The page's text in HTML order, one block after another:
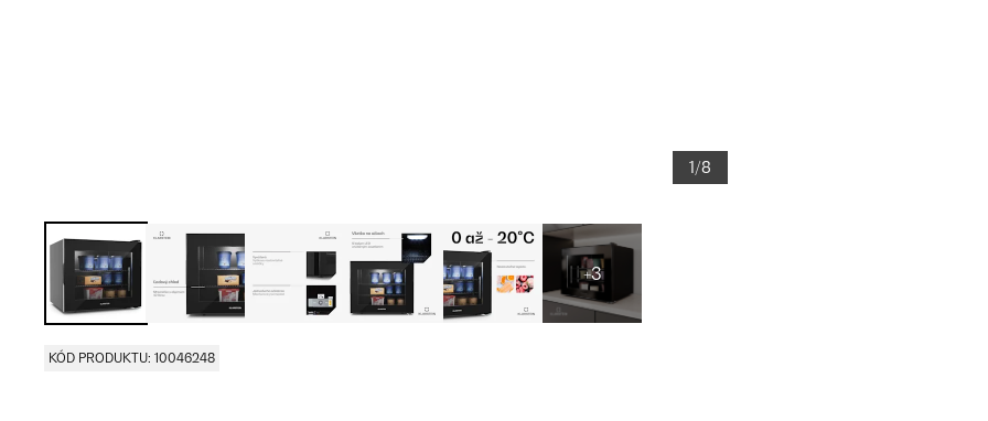
1/8
+3
KÓD PRODUKTU: 10046248